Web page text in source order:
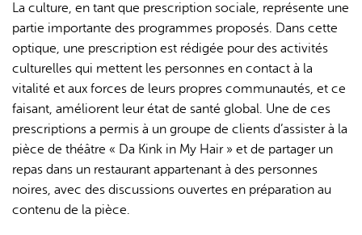
La culture, en tant que prescription sociale, représente une
partie importante des programmes proposés. Dans cette
optique, une prescription est rédigée pour des activités
culturelles qui mettent les personnes en contact à la
vitalité et aux forces de leurs propres communautés, et ce
faisant, améliorent leur état de santé global. Une de ces
prescriptions a permis à un groupe de clients d’assister à la
pièce de théâtre « Da Kink in My Hair » et de partager un
repas dans un restaurant appartenant à des personnes
noires, avec des discussions ouvertes en préparation au
contenu de la pièce.